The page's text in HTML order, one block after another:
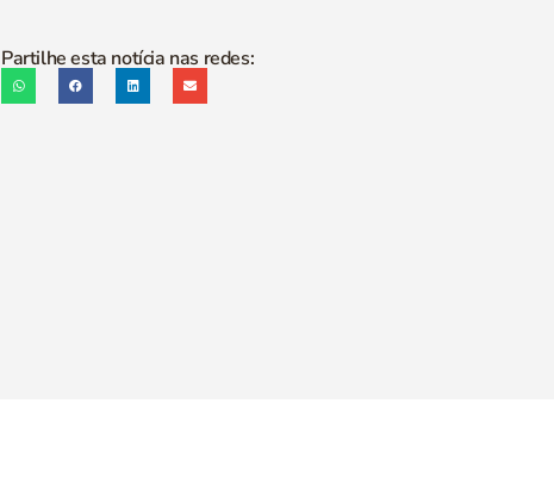
Partilhe esta notícia nas redes: